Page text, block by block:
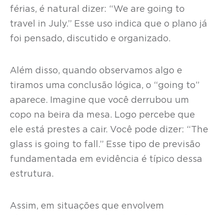
férias, é natural dizer: “We are going to
travel in July.” Esse uso indica que o plano já
foi pensado, discutido e organizado.
Além disso, quando observamos algo e
tiramos uma conclusão lógica, o “going to”
aparece. Imagine que você derrubou um
copo na beira da mesa. Logo percebe que
ele está prestes a cair. Você pode dizer: “The
glass is going to fall.” Esse tipo de previsão
fundamentada em evidência é típico dessa
estrutura.
Assim, em situações que envolvem